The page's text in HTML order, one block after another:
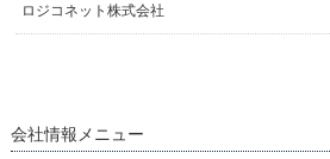
ロジコネット株式会社
会社情報メニュー